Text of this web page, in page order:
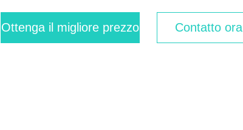
Ottenga il migliore prezzo Contatto ora